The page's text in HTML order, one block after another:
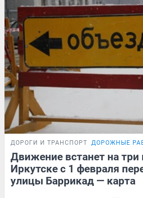
ДОРОГИ И ТРАНСПОРТ ДОРОЖНЫЕ
Движение встанет на три
Иркутске с 1 февраля
улицы Баррикад — карта